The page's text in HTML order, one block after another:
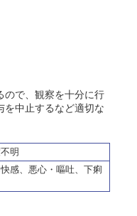
ので、観察を十分に行
を中止するなど適切な
明
感、悪心・嘔吐、下痢